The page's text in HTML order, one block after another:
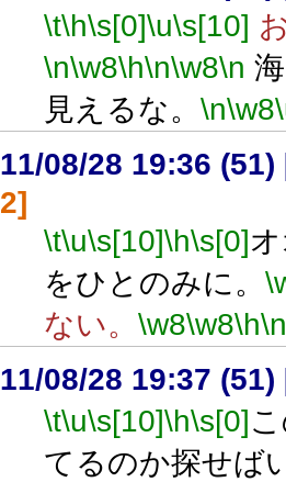
\t\h\s[0]\u\s[10]
\n\w8\h\n\w8\n
見えるな。 \n\w8
11/08/28 19:36 (51)
2]
\t\u\s[10]\h\s[0]
をひとのみに。
ない。 \w8\w8\h\n
11/08/28 19:37 (51)
\t\u\s[10]\h\s[0]
てるのか探せば